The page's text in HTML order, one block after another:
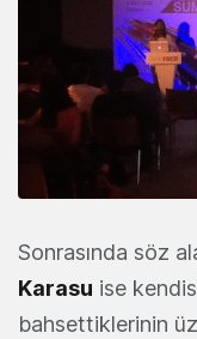
Sonrasında söz
Karasu ise
bahsettiklerinin